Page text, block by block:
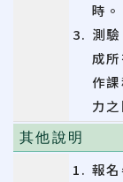
時。
測
成
作
力
其他說明
報